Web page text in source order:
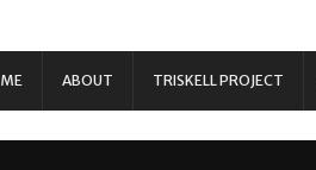
ABOUT TRISKELL PROJECT